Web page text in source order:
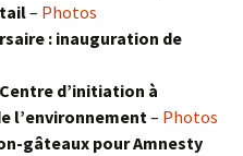
– Photos
: inauguration de
d’initiation à
l’environnement– Photos
gâteaux pour Amnesty